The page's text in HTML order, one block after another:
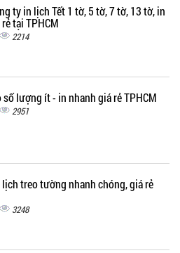
ty in lịch Tết 1 tờ, 5 tờ, 7 tờ, 13 tờ, in
tại TPHCM
2214
số lượng ít - in nhanh giá rẻ TPHCM
2951
lịch treo tường nhanh chóng, giá rẻ
3248